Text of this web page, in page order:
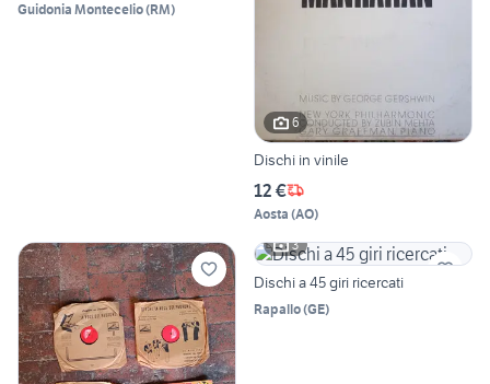
Guidonia Montecelio(RM)
6
Dischi in vinile
12 €
Aosta (AO)
3
Dischi a 45 giri ricercati
Rapallo(GE)